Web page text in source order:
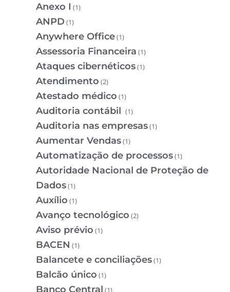
Anexo I (1)
ANPD (1)
Anywhere Office(1)
Assessoria Financeira (1)
Ataques cibernéticos(1)
Atendimento (2)
Atestado médico (1)
Auditoria contábil (1)
Auditoria nas empresas(1)
Aumentar Vendas(1)
Automatização de processos(1)
Autoridade Nacional de Proteção de
Dados(1)
Auxílio (1)
Avanço tecnológico (2)
Aviso prévio (1)
BACEN (1)
Balancete e conciliações(1)
Balcão único (1)
Banco Central (1)